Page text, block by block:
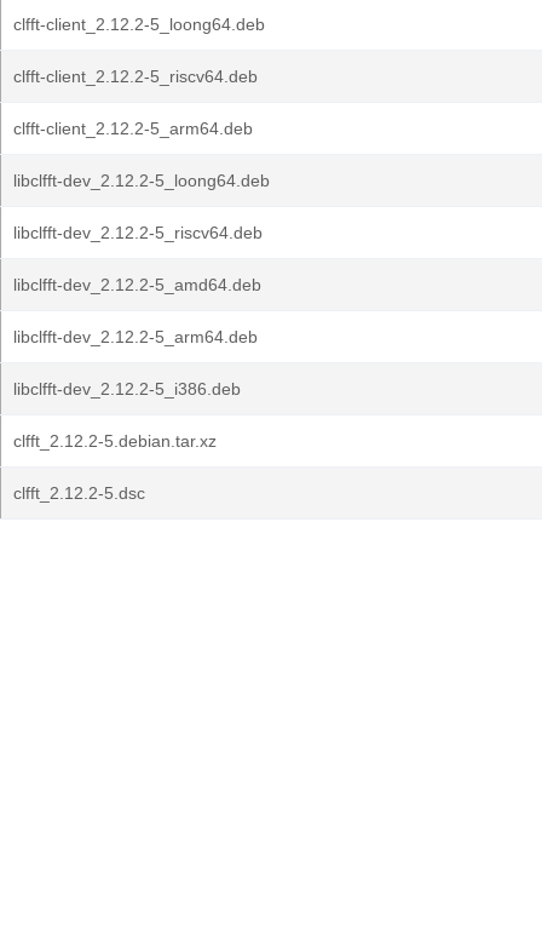
clfft-client_2.12.2-5_loong64.deb
clfft-client_2.12.2-5_riscv64.deb
clfft-client_2.12.2-5_arm64.deb
libclfft-dev_2.12.2-5_loong64.deb
libclfft-dev_2.12.2-5_riscv64.deb
libclfft-dev_2.12.2-5_amd64.deb
libclfft-dev_2.12.2-5_arm64.deb
libclfft-dev_2.12.2-5_i386.deb
clfft_2.12.2-5.debian.tar.xz
clfft_2.12.2-5.dsc